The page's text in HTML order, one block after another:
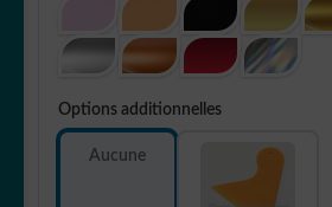
Options additionnelles
Aucune